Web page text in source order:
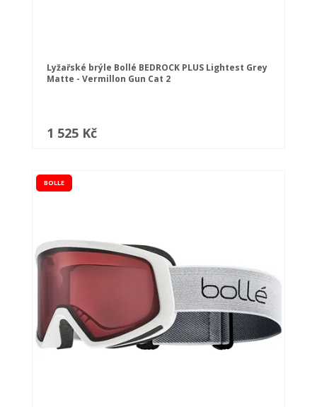
Lyžařské brýle Bollé BEDROCK PLUS Lightest Grey
Matte - Vermillon Gun Cat 2
1 525 Kč
BOLLE